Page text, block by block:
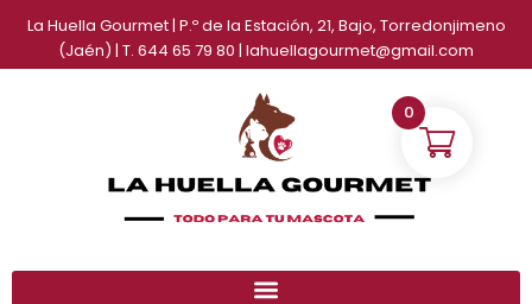
contenido
La Huella Gourmet | P.º de la Estación, 21, Bajo, Torredonjimeno
(Jaén) | T. 644 65 79 80 | lahuellagourmet@gmail.com
0